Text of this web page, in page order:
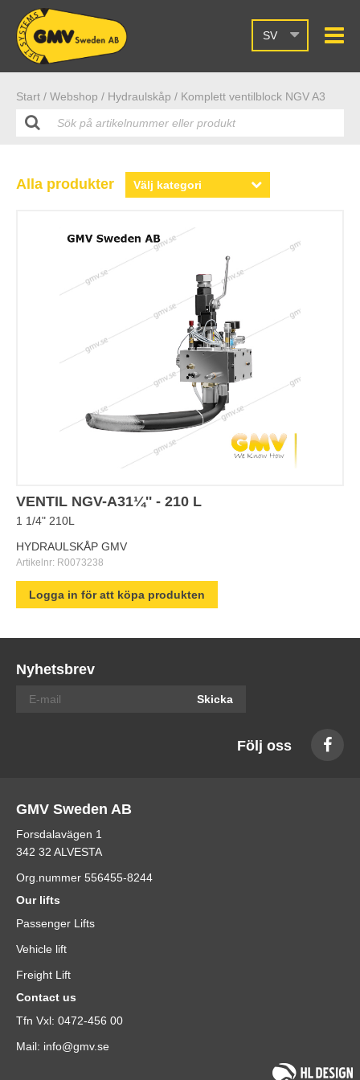
SV
Start / Webshop / Hydraulskåp / Komplett ventilblock NGV A3
Alla produkter
VENTIL NGV-A31¼'' - 210 L
1 1/4" 210L
HYDRAULSKÅP GMV
Artikelnr: R0073238
Logga in för att köpa produkten
Nyhetsbrev
Skicka
Följ oss
GMV Sweden AB
Forsdalavägen 1
342 32 ALVESTA
Org.nummer 556455-8244
Our lifts
Passenger Lifts
Vehicle lift
Freight Lift
Contact us
Tfn Vxl: 0472-456 00
Mail: info@gmv.se